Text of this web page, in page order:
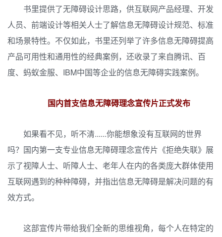
书里提供了无障碍设计思路，供互联网产品经理、开发
人员、前端设计等相关人士了解信息无障碍设计规范、标准
和场景特性。不仅如此，书里还列举了许多信息无障碍提高
产品可用性和通用性的经典案例，还收录了来自腾讯、百
度、蚂蚁金服、IBM中国等企业的信息无障碍实践案例。
国内首支信息无障碍理念宣传片正式发布
如果看不见，听不清......你能想象没有互联网的世界
吗？国内第一支专业信息无障碍理念宣传片《拒绝失联》展
示了视障人士、听障人士、老年人在内的各类庞大群体使用
互联网遇到的种种障碍，并指出信息无障碍是解决问题的有
效方式。
这部宣传片带给我们全新的思维视角，每个人在特定的